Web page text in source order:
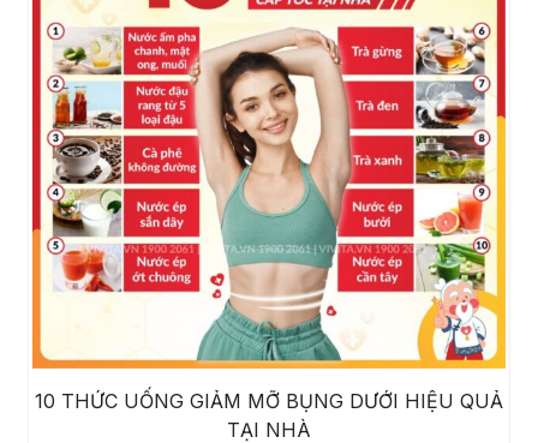
10 THỨC UỐNG GIẢM MỠ BỤNG DƯỚI HIỆU QUẢ
TẠI NHÀ